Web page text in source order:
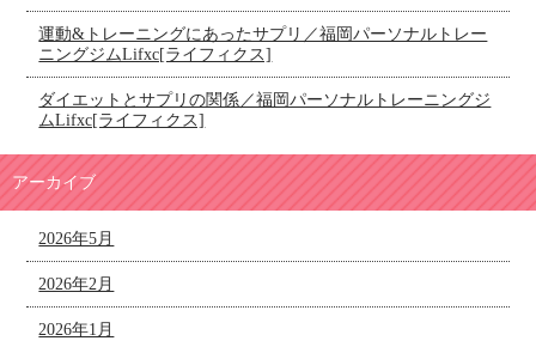
運動&トレーニングにあったサプリ／福岡パーソナルトレー
ニングジムLifxc[ライフィクス]
ダイエットとサプリの関係／福岡パーソナルトレーニングジ
ムLifxc[ライフィクス]
アーカイブ
2026年5月
2026年2月
2026年1月